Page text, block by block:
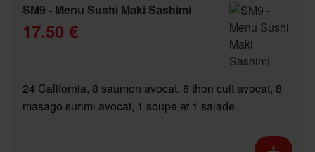
SM9 - Menu Sushi Maki Sashimi
17.50 €
24 California, 8 saumon avocat, 8 thon cuit avocat, 8
masago surimi avocat, 1 soupe et 1 salade.